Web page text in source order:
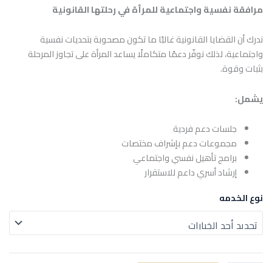
مرافقة نفسية واجتماعية للمرأة في رحلتها القانونية
ندرك أن القضايا القانونية غالبًا ما تكون مصحوبة بتحديات نفسية
واجتماعية، لذلك نوفّر دعمًا متكاملًا يساعد المرأة على تجاوز المرحلة
بثبات وقوة.
يشمل:
جلسات دعم فردية
مجموعات دعم بإشراف مختصات
برامج تأهيل نفسي واجتماعي
إرشاد أسري داعم للاستقرار
نوع الخدمه